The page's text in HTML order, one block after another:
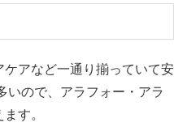
アなど一通り揃っていて安
いので、アラフォー・アラ
す。